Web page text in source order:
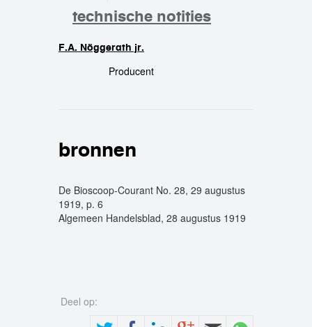
technische notities
F.A. Nöggerath jr.
Producent
bronnen
De Bioscoop-Courant No. 28, 29 augustus
1919, p. 6
Algemeen Handelsblad, 28 augustus 1919
Deel op: